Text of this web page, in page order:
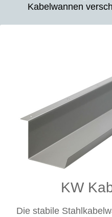
Kabelwannen
KW
Die stabile